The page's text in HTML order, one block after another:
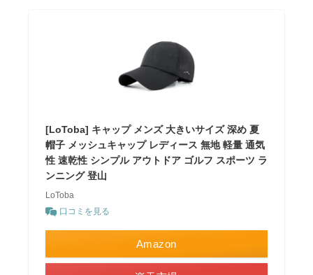
[LoToba] キャップ メンズ 大きいサイズ 深め 夏
帽子 メッシュキャップ レディース 無地 軽量 通気
性 速乾性 シンプル アウトドア ゴルフ スポーツ ラ
ンニング 登山
LoToba
口コミを見る
Amazon